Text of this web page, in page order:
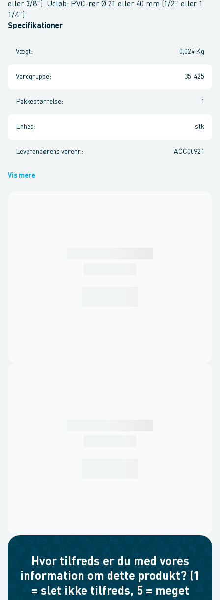
eller 3/8''). Udløb: PVC-rør Ø 21 eller 40 mm (1/2'' eller 1
1/4'')
Specifikationer
Vægt: 0,024 Kg
Varegruppe: 35-425
Pakkestørrelse: 1
Enhed : stk
Leverandørens varenr. : ACC00921
Vis mere
Hvor tilfreds er du med vores
information om dette produkt? (1
= slet ikke tilfreds, 5 = meget